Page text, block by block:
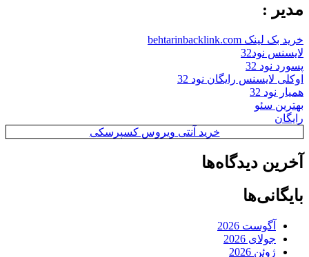
مدیر :
خرید بک لینک behtarinbacklink.com
لایسنس نود32
پسورد نود 32
اوکلی لایسنس رایگان نود 32
همیار نود 32
بهترین سئو
رایگان
خرید آنتی ویروس کسپرسکی
آخرین دیدگاه‌ها
بایگانی‌ها
آگوست 2026
جولای 2026
ژوئن 2026